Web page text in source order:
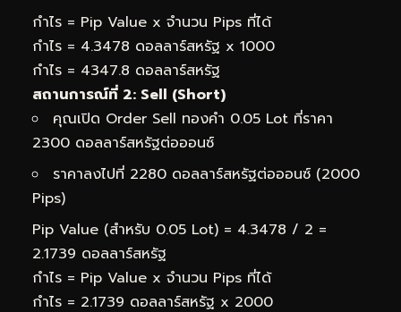
กำไร = Pip Value x จำนวน Pips ที่ได้
กำไร = 4.3478 ดอลลาร์สหรัฐ x 1000
กำไร = 4347.8 ดอลลาร์สหรัฐ
สถานการณ์ที่ 2: Sell (Short)
คุณเปิด Order Sell ทองคำ 0.05 Lot ที่ราคา
2300 ดอลลาร์สหรัฐต่อออนซ์
ราคาลงไปที่ 2280 ดอลลาร์สหรัฐต่อออนซ์ (2000
Pips)
Pip Value (สำหรับ 0.05 Lot) = 4.3478 / 2 =
2.1739 ดอลลาร์สหรัฐ
กำไร = Pip Value x จำนวน Pips ที่ได้
กำไร = 2.1739 ดอลลาร์สหรัฐ x 2000